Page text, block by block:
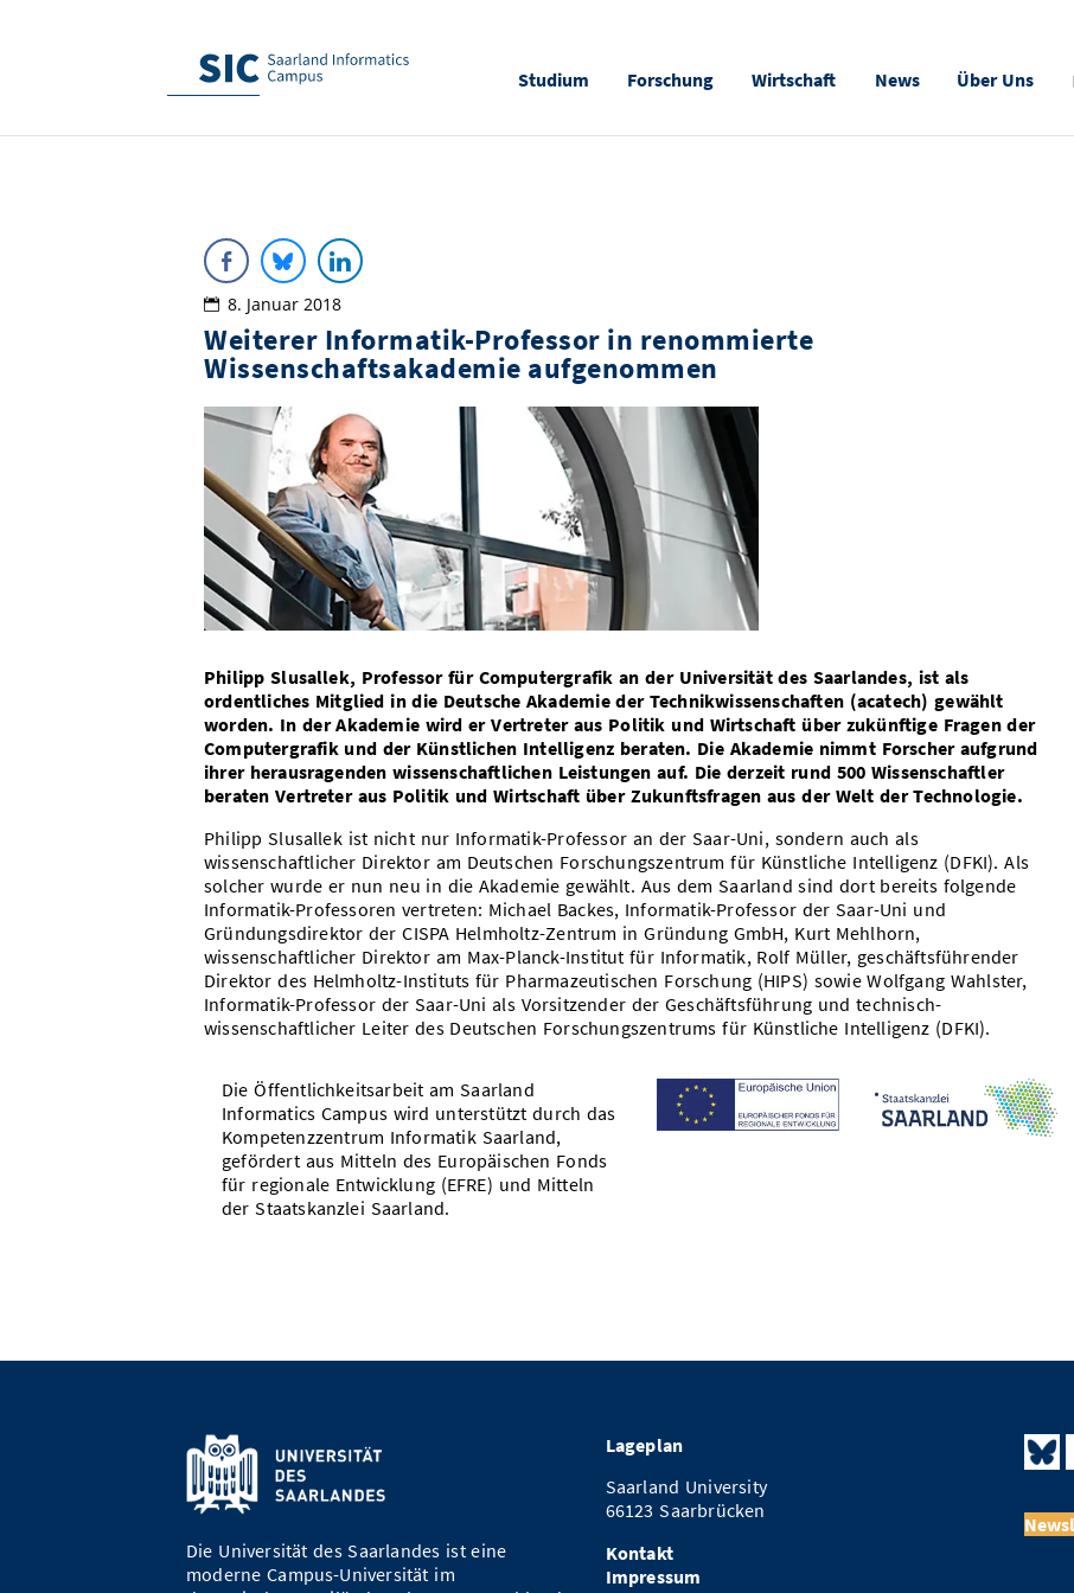
Studium Forschung Wirtschaft News Über Uns
8. Januar 2018
Weiterer Informatik-Professor in renommierte
Wissenschaftsakademie aufgenommen
Philipp Slusallek, Professor für Computergrafik an der Universität des Saarlandes, ist als
ordentliches Mitglied in die Deutsche Akademie der Technikwissenschaften (acatech) gewählt
worden. In der Akademie wird er Vertreter aus Politik und Wirtschaft über zukünftige Fragen der
Computergrafik und der Künstlichen Intelligenz beraten. Die Akademie nimmt Forscher aufgrund
ihrer herausragenden wissenschaftlichen Leistungen auf. Die derzeit rund 500 Wissenschaftler
beraten Vertreter aus Politik und Wirtschaft über Zukunftsfragen aus der Welt der Technologie.
Philipp Slusallek ist nicht nur Informatik-Professor an der Saar-Uni, sondern auch als
wissenschaftlicher Direktor am Deutschen Forschungszentrum für Künstliche Intelligenz (DFKI). Als
solcher wurde er nun neu in die Akademie gewählt. Aus dem Saarland sind dort bereits folgende
Informatik-Professoren vertreten: Michael Backes, Informatik-Professor der Saar-Uni und
Gründungsdirektor der CISPA Helmholtz-Zentrum in Gründung GmbH, Kurt Mehlhorn,
wissenschaftlicher Direktor am Max-Planck-Institut für Informatik, Rolf Müller, geschäftsführender
Direktor des Helmholtz-Instituts für Pharmazeutischen Forschung (HIPS) sowie Wolfgang Wahlster,
Informatik-Professor der Saar-Uni als Vorsitzender der Geschäftsführung und technisch-
wissenschaftlicher Leiter des Deutschen Forschungszentrums für Künstliche Intelligenz (DFKI).
Die Öffentlichkeitsarbeit am Saarland
Informatics Campus wird unterstützt durch das
Kompetenzzentrum Informatik Saarland,
gefördert aus Mitteln des Europäischen Fonds
für regionale Entwicklung (EFRE) und Mitteln
der Staatskanzlei Saarland.
Die Universität des Saarlandes ist eine
moderne Campus-Universität im
Lageplan
Saarland University
66123 Saarbrücken
Kontakt
Impressum